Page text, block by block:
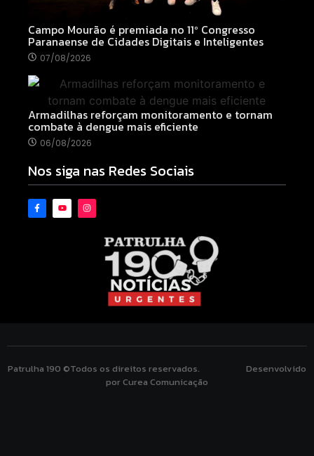
Campo Mourão é premiada no 11º Congresso
Paranaense de Cidades Digitais e Inteligentes
07/08/2026
Armadilhas reforçam monitoramento e tornam
combate à dengue mais eficiente
06/08/2026
Nos siga nas Redes Sociais
Patrulha 190 ©Todos os direitos reservados. Desenvolvido
por Curea Comunicação